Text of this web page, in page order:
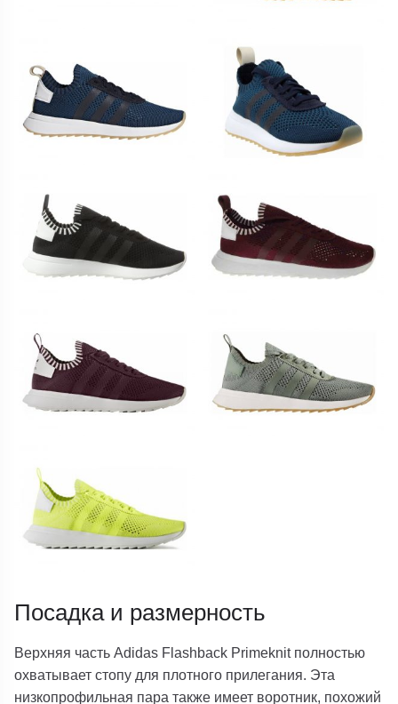
Посадка и размерность
Верхняя часть Adidas Flashback Primeknit полностью
охватывает стопу для плотного прилегания. Эта
низкопрофильная пара также имеет воротник, похожий